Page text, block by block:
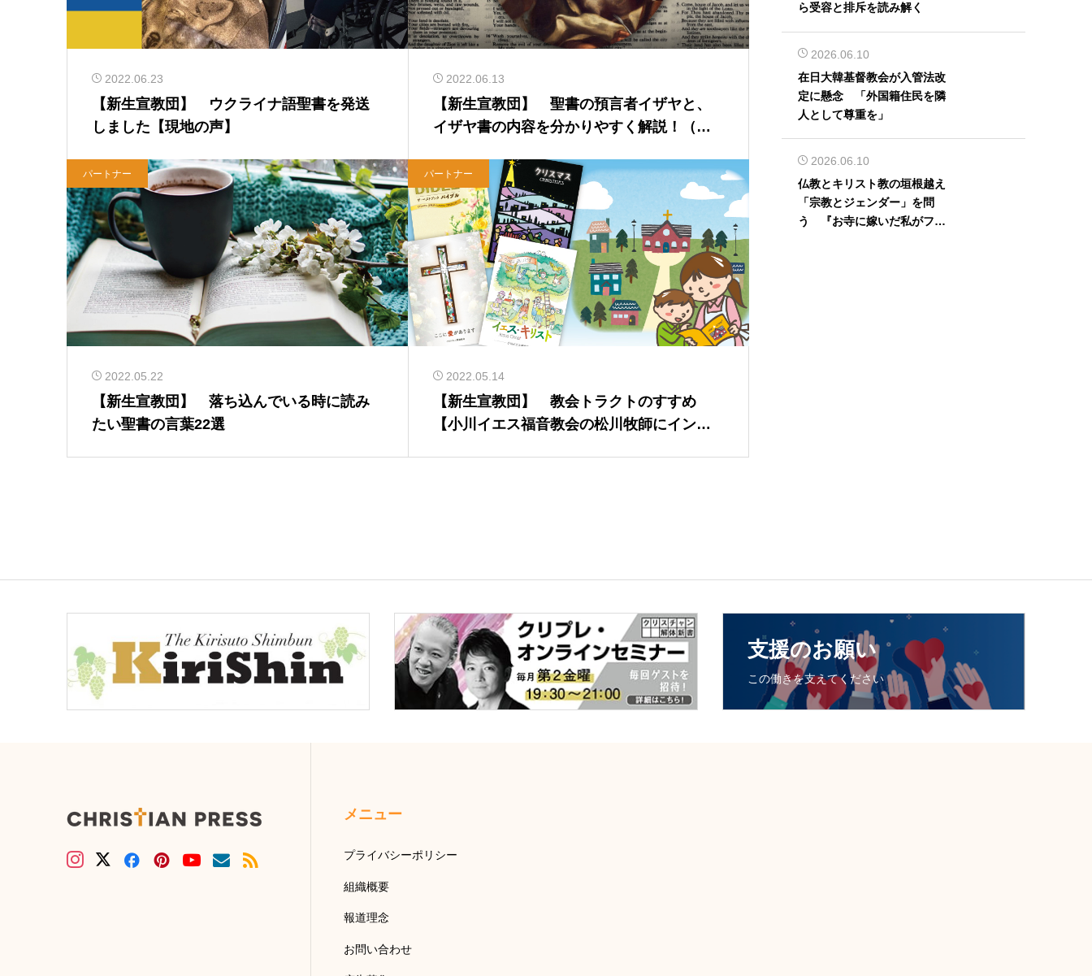
2022.06.23
【新生宣教団】 ウクライナ語聖書を発送
しました【現地の声】
2022.06.13
【新生宣教団】 聖書の預言者イザヤと、
イザヤ書の内容を分かりやすく解説！（前
パートナー
2022.05.22
【新生宣教団】 落ち込んでいる時に読み
たい聖書の言葉22選
パートナー
2022.05.14
【新生宣教団】 教会トラクトのすすめ
【小川イエス福音教会の松川牧師にインタ
ら受容と排斥を読み解く
2026.06.10
在日大韓基督教会が入管法改
定に懸念 「外国籍住民を隣
人として尊重を」
2026.06.10
仏教とキリスト教の垣根越え
「宗教とジェンダー」を問
う 『お寺に嫁いだ私がフェ
支援のお願い
この働きを支えてください
メニュー
プライバシーポリシー
組織概要
報道理念
お問い合わせ